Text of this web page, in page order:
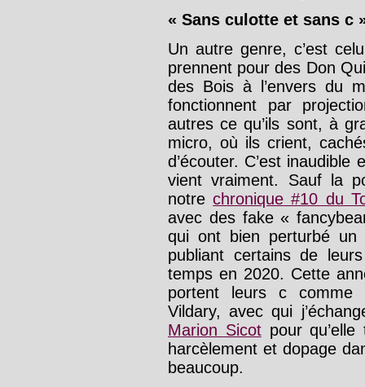
« Sans culotte et sans c
Un autre genre, c’est
prennent pour des Don
des Bois à l’envers du
fonctionnent par
autres ce qu’ils sont, à
micro, où ils crient,
d’écouter. C’est
vient vraiment. Sauf la
notrechronique #10 du
avec des fake «
qui ont bien perturbé
publiant certains de
temps en 2020. Cette
portent leurs c comme
Vildary, avec qui
Marion Sicotpour qu’elle
harcèlement et dopage
beaucoup.